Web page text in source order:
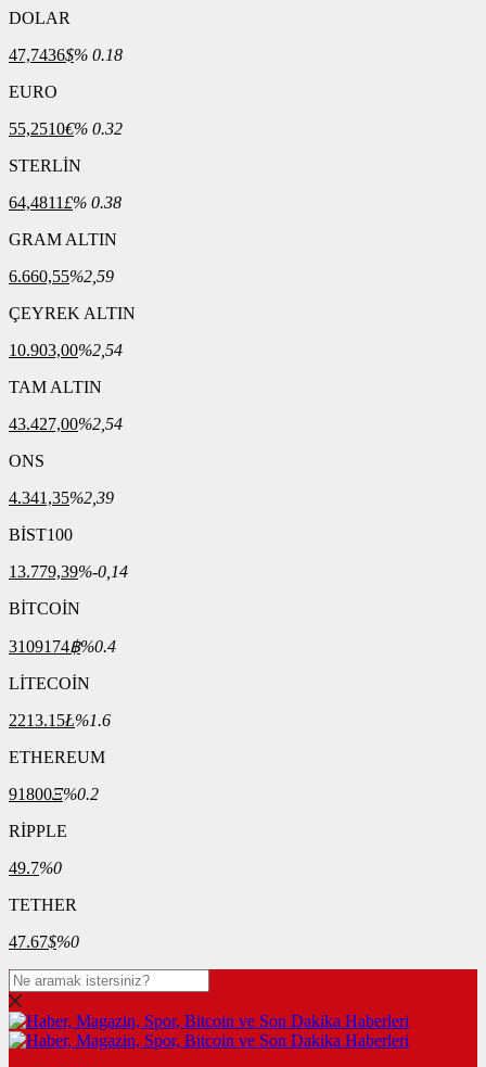
DOLAR
47,7436$% 0.18
EURO
55,2510€% 0.32
STERLİN
64,4811£% 0.38
GRAM ALTIN
6.660,55%2,59
ÇEYREK ALTIN
10.903,00%2,54
TAM ALTIN
43.427,00%2,54
ONS
4.341,35%2,39
BİST100
13.779,39%-0,14
BİTCOİN
3109174฿%0.4
LİTECOİN
2213.15Ł%1.6
ETHEREUM
91800Ξ%0.2
RİPPLE
49.7%0
TETHER
47.67$%0